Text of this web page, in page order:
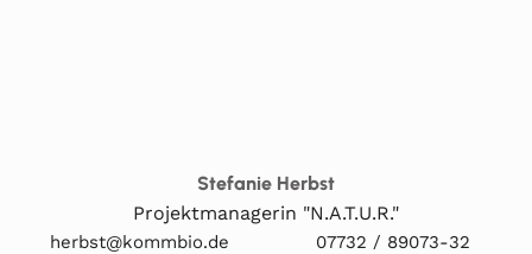
Stefanie Herbst
Projektmanagerin "N.A.T.U.R."
herbst@kommbio.de 07732 / 89073-32